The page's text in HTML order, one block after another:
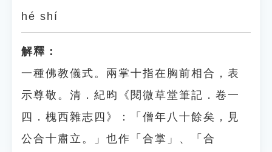
hé shí
解釋：
一種佛教儀式。兩掌十指在胸前相合，表
示尊敬。清．紀昀《閱微草堂筆記．卷一
四．槐西雜志四》：「僧年八十餘矣，見
公合十肅立。」也作「合掌」、「合